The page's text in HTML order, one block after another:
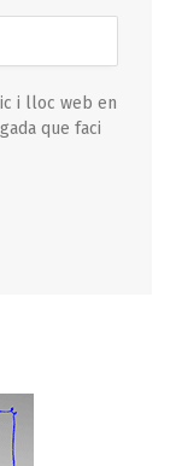
i lloc web en
que faci